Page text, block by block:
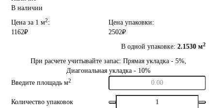
В наличии
Цена за 1 м2:
1162₽
Цена упаковки:
2502₽
В одной упаковке: 2.1530 м2
При расчете учитывайте запас: Прямая укладка - 5%,
Диагональная укладка - 10%
Введите площадь м2
Количество упаковок